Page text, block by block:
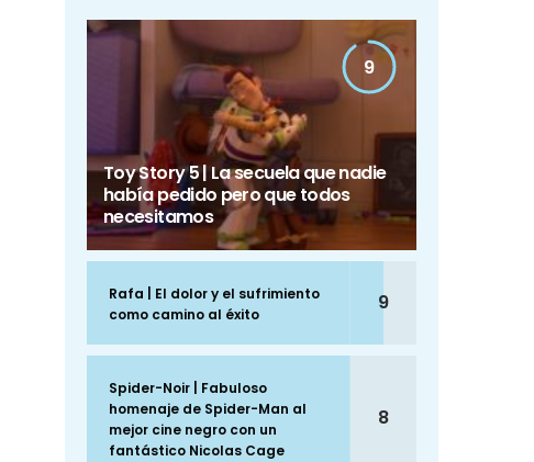
9
Toy Story 5 | La secuela que nadie
había pedido pero que todos
necesitamos
Rafa | El dolor y el sufrimiento
como camino al éxito
9
Spider-Noir | Fabuloso
homenaje de Spider-Man al
mejor cine negro con un
fantástico Nicolas Cage
8